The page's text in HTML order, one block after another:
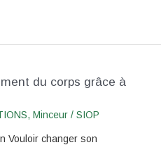
du corps grâce à
, Minceur / SIOP
Vouloir changer son